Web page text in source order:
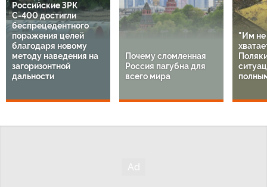
Российские ЗРК
С-400 достигли
беспрецедентного
поражения целей
благодаря новому
методу наведения на
загоризонтной
дальности
Почему сломленная
Россия пагубна для
всего мира
"Им не